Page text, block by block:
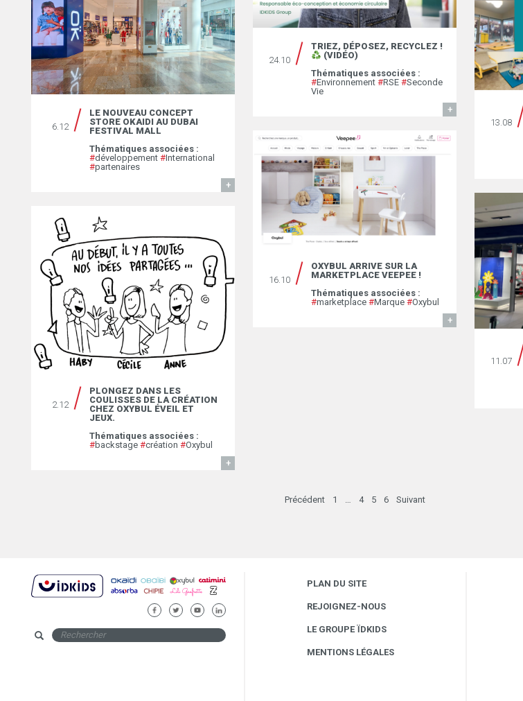
6.12
LE NOUVEAU CONCEPT
STORE OKAIDI AU DUBAI
FESTIVAL MALL
Thématiques associées :
#développement #International
#partenaires
EN SAVOIR
2.12
PLONGEZ DANS LES
COULISSES DE LA CRÉATION
CHEZ OXYBUL ÉVEIL ET
JEUX.
Thématiques associées :
#backstage #création #Oxybul
24.10
TRIEZ, DÉPOSEZ, RECYCLEZ !
(VIDÉO)
Thématiques associées :
#Environnement #RSE #Seconde
Vie
16.10
OXYBUL ARRIVE SUR LA
MARKETPLACE VEEPEE !
Thématiques associées :
#marketplace #Marque #Oxybul
EN SAVOIR
13.08
11.07
Précédent 1 … 4 5 6 Suivant
FACEBOOKTWITTERYOUTUBELINKEDIN
PLAN DU SITE
REJOIGNEZ-NOUS
LE GROUPE ÏDKIDS
MENTIONS LÉGALES